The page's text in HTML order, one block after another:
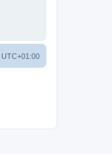
UTC+01:00